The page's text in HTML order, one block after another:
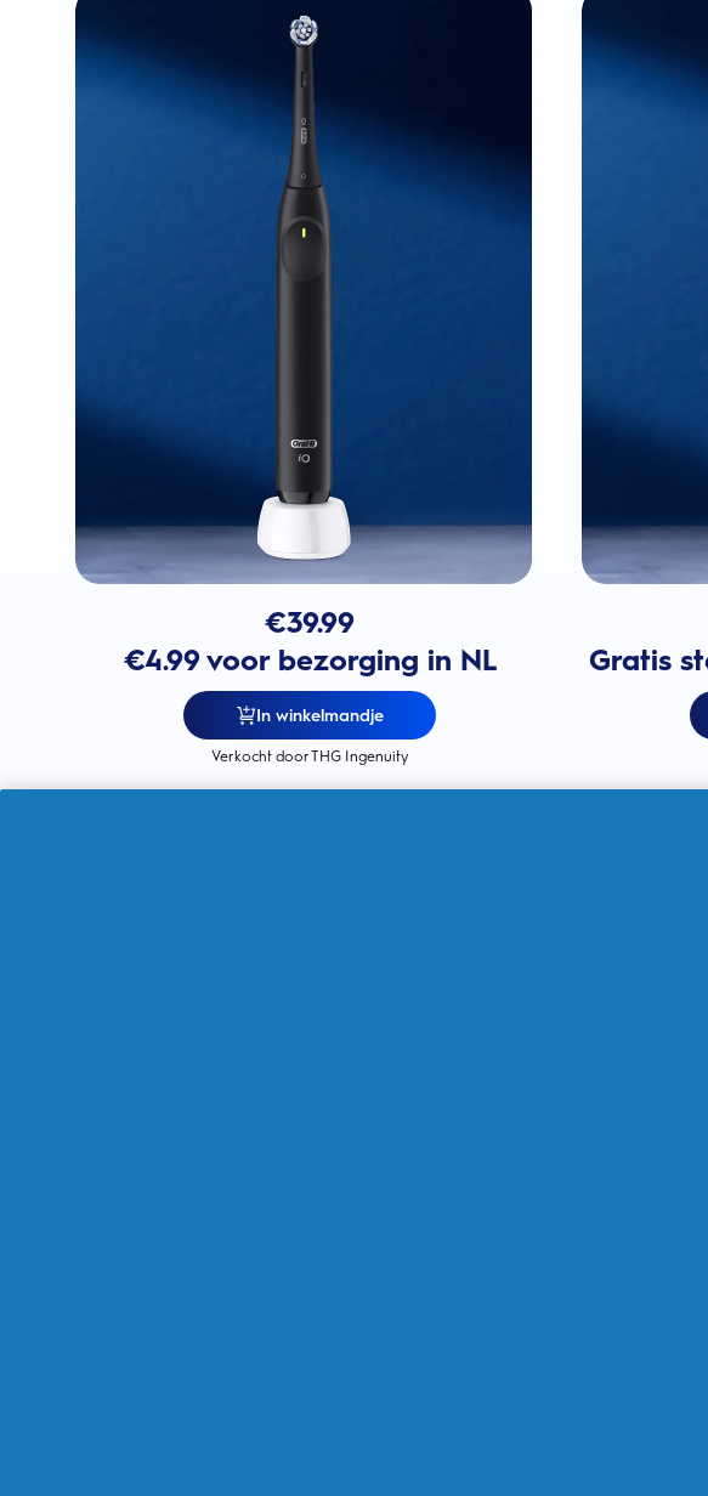
€39.99
€4.99 voor bezorging in NL
In winkelmandje
Verkocht door THG Ingenuity
Gratis